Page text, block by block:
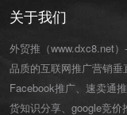
关于我们
外贸推（www.dxc8.net
品质的互联网推广营销垂
Facebook推广、速卖通
货知识分享、google竞